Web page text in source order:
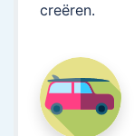
creëren.